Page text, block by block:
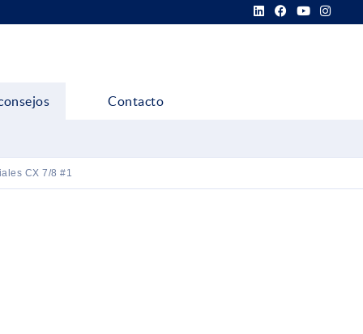
Contacto
CX 7/8 #1